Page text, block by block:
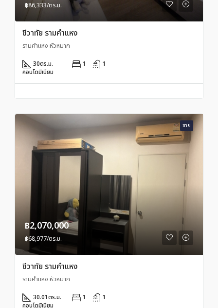
฿86,333/ตร.ม.
ชีวาทัย รามคำแหง
รามคำแหง หัวหมาก
30ตร.ม. 1
1
คอนโดมิเนียม
ขาย
฿2,070,000
฿68,977/ตร.ม.
ชีวาทัย รามคำแหง
รามคำแหง หัวหมาก
30.01ตร.ม. 1
1
คอนโดมิเนียม